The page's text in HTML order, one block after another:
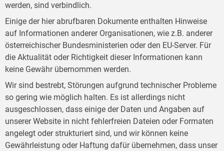
werden, sind verbindlich.
Einige der hier abrufbaren Dokumente enthalten Hinweise
auf Informationen anderer Organisationen, wie z.B. anderer
österreichischer Bundesministerien oder den EU-Server. Für
die Aktualität oder Richtigkeit dieser Informationen kann
keine Gewähr übernommen werden.
Wir sind bestrebt, Störungen aufgrund technischer Probleme
so gering wie möglich halten. Es ist allerdings nicht
ausgeschlossen, dass einige der Daten und Angaben auf
unserer Website in nicht fehlerfreien Dateien oder Formaten
angelegt oder strukturiert sind, und wir können keine
Gewährleistung oder Haftung dafür übernehmen, dass unser